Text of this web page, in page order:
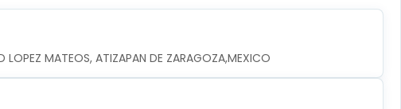
MATEOS, ATIZAPAN DE ZARAGOZA,MEXICO